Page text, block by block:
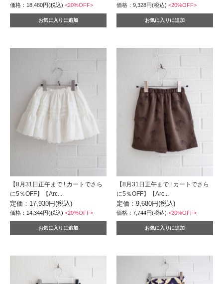
価格：18,480円(税込) <20%OFF> 価格：9,328円(税込)<20%OFF>
【8月31日正午まで ! カートでさら
に5％OFF】【Arc...
定価：17,930円(税込)
価格：14,344円(税込) <20%OFF>
【8月31日正午まで ! カートでさら
に5％OFF】【Arc...
定価：9,680円(税込)
価格：7,744円(税込)<20%OFF>